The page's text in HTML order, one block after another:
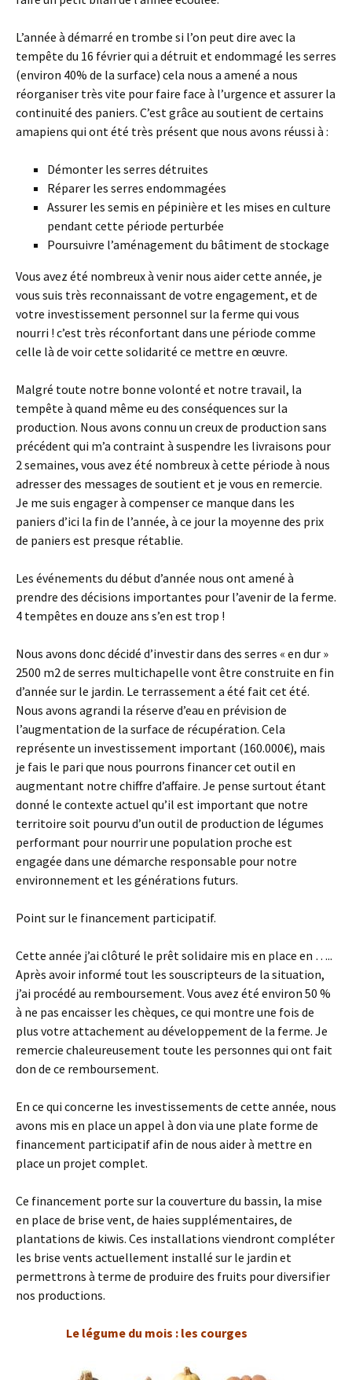
L’année à démarré en trombe si l’on peut dire avec la
tempête du 16 février qui a détruit et endommagé les serres
(environ 40% de la surface) cela nous a amené a nous
réorganiser très vite pour faire face à l’urgence et assurer la
continuité des paniers. C’est grâce au soutient de certains
amapiens qui ont été très présent que nous avons réussi à :
Démonter les serres détruites
Réparer les serres endommagées
Assurer les semis en pépinière et les mises en culture
pendant cette période perturbée
Poursuivre l’aménagement du bâtiment de stockage
Vous avez été nombreux à venir nous aider cette année, je
vous suis très reconnaissant de votre engagement, et de
votre investissement personnel sur la ferme qui vous
nourri ! c’est très réconfortant dans une période comme
celle là de voir cette solidarité ce mettre en œuvre.
Malgré toute notre bonne volonté et notre travail, la
tempête à quand même eu des conséquences sur la
production. Nous avons connu un creux de production sans
précédent qui m’a contraint à suspendre les livraisons pour
2 semaines, vous avez été nombreux à cette période à nous
adresser des messages de soutient et je vous en remercie.
Je me suis engager à compenser ce manque dans les
paniers d’ici la fin de l’année, à ce jour la moyenne des prix
de paniers est presque rétablie.
Les événements du début d’année nous ont amené à
prendre des décisions importantes pour l’avenir de la ferme.
4 tempêtes en douze ans s’en est trop !
Nous avons donc décidé d’investir dans des serres « en dur »
2500 m2 de serres multichapelle vont être construite en fin
d’année sur le jardin. Le terrassement a été fait cet été.
Nous avons agrandi la réserve d’eau en prévision de
l’augmentation de la surface de récupération. Cela
représente un investissement important (160.000€), mais
je fais le pari que nous pourrons financer cet outil en
augmentant notre chiffre d’affaire. Je pense surtout étant
donné le contexte actuel qu’il est important que notre
territoire soit pourvu d’un outil de production de légumes
performant pour nourrir une population proche est
engagée dans une démarche responsable pour notre
environnement et les générations futurs.
Point sur le financement participatif.
Cette année j’ai clôturé le prêt solidaire mis en place en …..
Après avoir informé tout les souscripteurs de la situation,
j’ai procédé au remboursement. Vous avez été environ 50 %
à ne pas encaisser les chèques, ce qui montre une fois de
plus votre attachement au développement de la ferme. Je
remercie chaleureusement toute les personnes qui ont fait
don de ce remboursement.
En ce qui concerne les investissements de cette année, nous
avons mis en place un appel à don via une plate forme de
financement participatif afin de nous aider à mettre en
place un projet complet.
Ce financement porte sur la couverture du bassin, la mise
en place de brise vent, de haies supplémentaires, de
plantations de kiwis. Ces installations viendront compléter
les brise vents actuellement installé sur le jardin et
permettrons à terme de produire des fruits pour diversifier
nos productions.
Le légume du mois : les courges